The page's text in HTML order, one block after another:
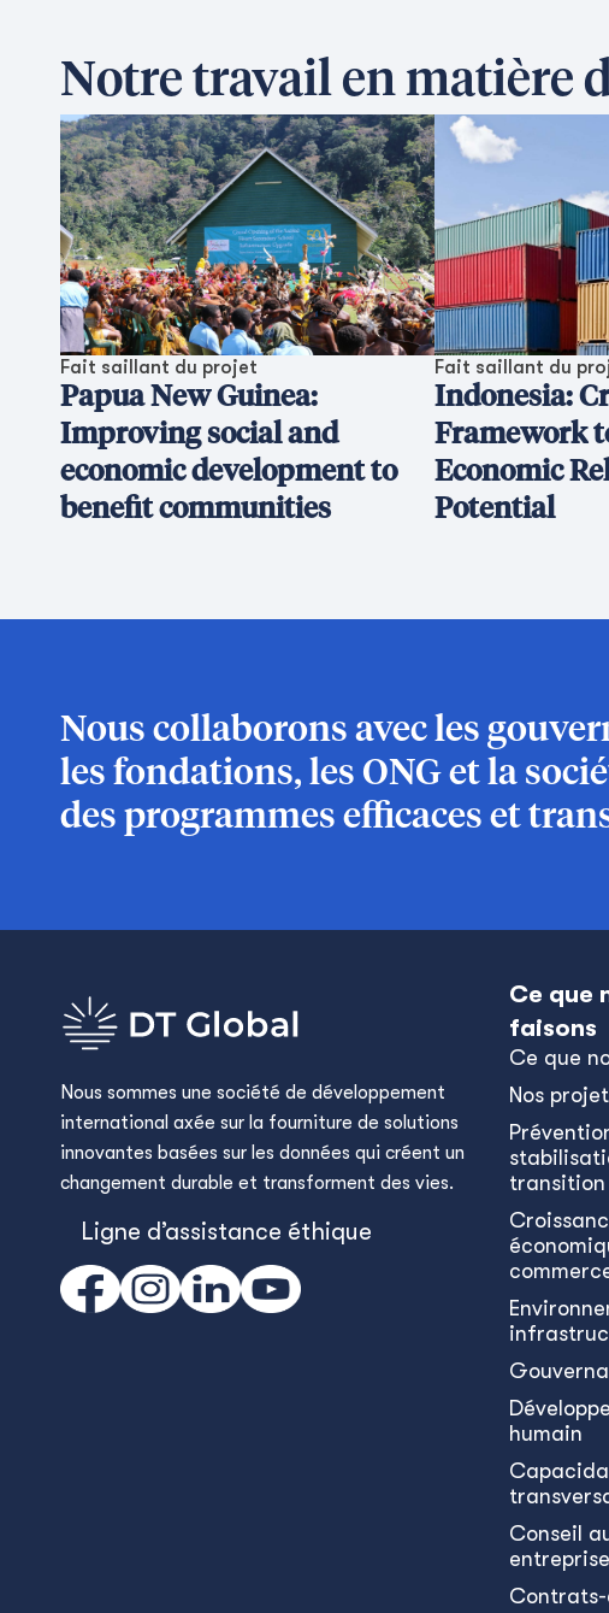
Notre travail en matière
Fait saillant du projet
Papua New Guinea:
Improving social and
economic development to
benefit communities
Fait saillant du
Indonesia:
Framework
Economic
Potential
Nous collaborons avec les
les fondations, les ONG et la
des programmes efficaces et
Nous sommes une société de développement
international axée sur la fourniture de solutions
innovantes basées sur les données qui créent un
changement durable et transforment des vies.
Ligne d’assistance éthique
Ce que
faisons
Ce que
Nos
humain
Conseil